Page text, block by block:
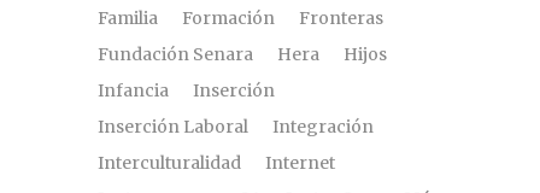
Familia
Formación
Fronteras
Fundación Senara
Hera
Hijos
Infancia
Inserción
Inserción Laboral
Integración
Interculturalidad
Internet